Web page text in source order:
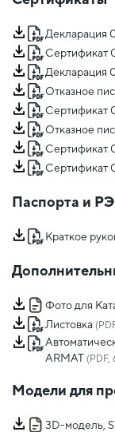
Декларация
Сертификат
Декларация
Отказное
Сертификат
Отказное
Сертификат
Сертификат
Паспорта и РЭ
Краткое
Фото для
Листовка
ARMAT (PDF,
Модели для
3D-модель,